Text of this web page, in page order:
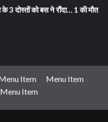
के 3 दोस्तों को बस ने रौंदा… 1 की मौत
Item
Menu Item
Menu Item